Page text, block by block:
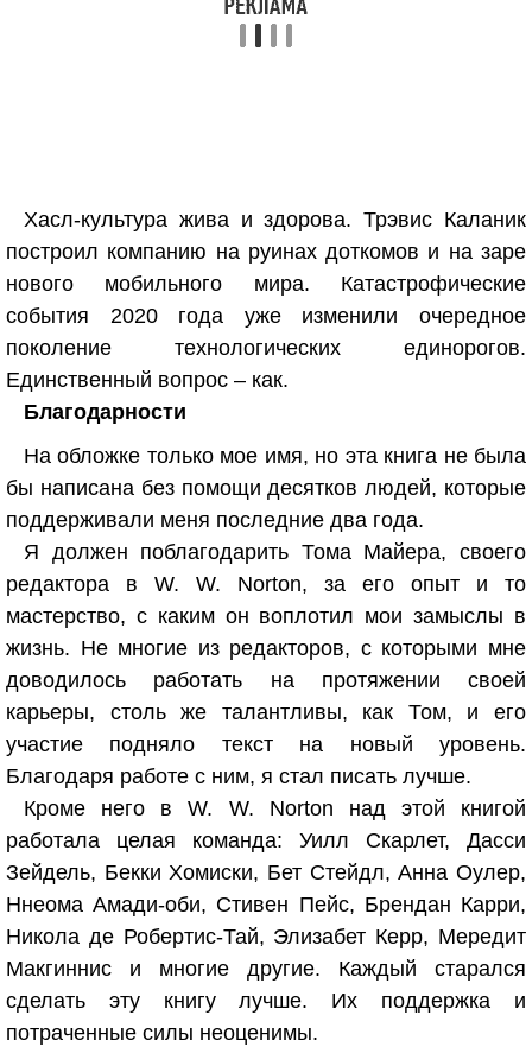
Хасл-культура жива и здорова. Трэвис Каланик
построил компанию на руинах доткомов и на заре
нового мобильного мира. Катастрофические
события 2020 года уже изменили очередное
поколение технологических единорогов.
Единственный вопрос – как.
Благодарности
На обложке только мое имя, но эта книга не была
бы написана без помощи десятков людей, которые
поддерживали меня последние два года.
Я должен поблагодарить Тома Майера, своего
редактора в W. W. Norton, за его опыт и то
мастерство, с каким он воплотил мои замыслы в
жизнь. Не многие из редакторов, с которыми мне
доводилось работать на протяжении своей
карьеры, столь же талантливы, как Том, и его
участие подняло текст на новый уровень.
Благодаря работе с ним, я стал писать лучше.
Кроме него в W. W. Norton над этой книгой
работала целая команда: Уилл Скарлет, Дасси
Зейдель, Бекки Хомиски, Бет Стейдл, Анна Оулер,
Ннеома Амади-оби, Стивен Пейс, Брендан Карри,
Никола де Робертис-Тай, Элизабет Керр, Мередит
Макгиннис и многие другие. Каждый старался
сделать эту книгу лучше. Их поддержка и
потраченные силы неоценимы.